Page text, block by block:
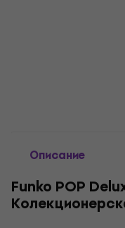
Описание
Funko POP